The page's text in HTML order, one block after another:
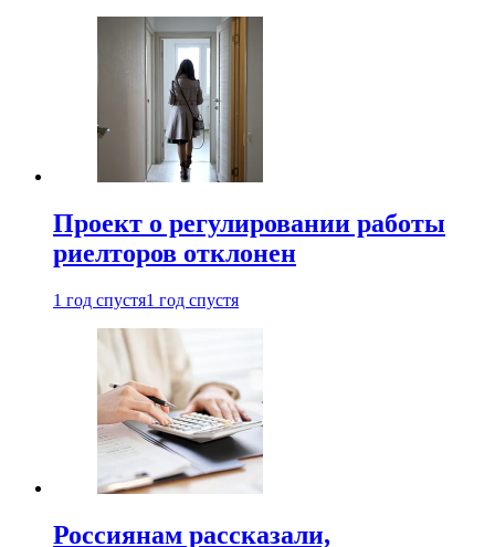
Проект о регулировании работы
риелторов отклонен
1 год спустя1 год спустя
Россиянам рассказали,